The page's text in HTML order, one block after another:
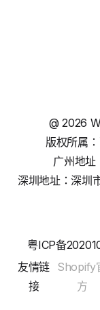
@2026
版权所属
广州地址
深圳地址：深圳
粤ICP备
友情链
接
Shopify
方